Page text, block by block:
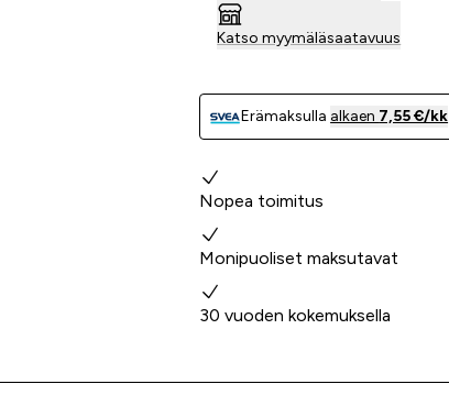
Katso myymäläsaatavuus
Erämaksulla alkaen 7,55 €/kk
Miksi valita meidät?
Nopea toimitus
Monipuoliset maksutavat
30 vuoden kokemuksella